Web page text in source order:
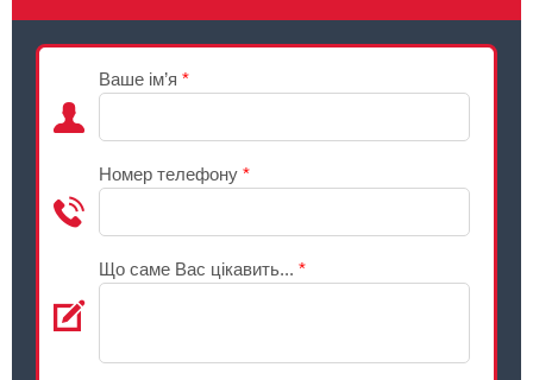
Ваше ім’я *
Номер телефону *
Що саме Вас цікавить... *